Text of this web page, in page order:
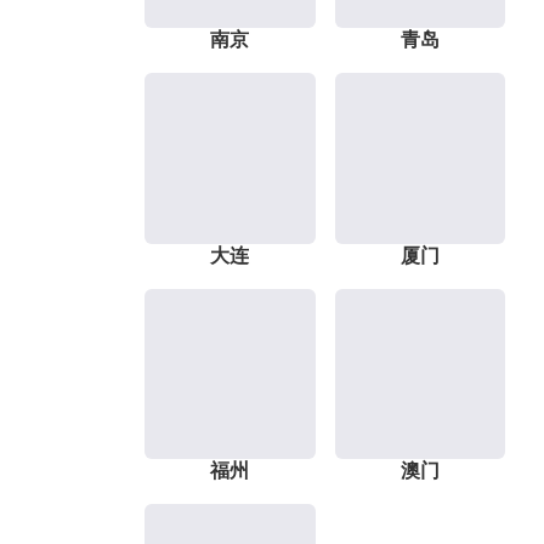
南京 青岛
大连 厦门
福州 澳门